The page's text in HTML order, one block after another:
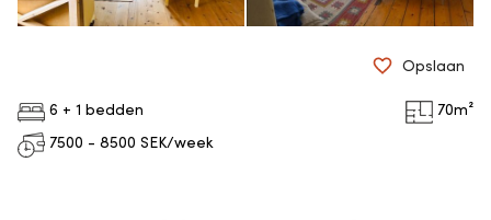
6 + 1 bedden 70m²
7500 - 8500 SEK/week
Opslaan